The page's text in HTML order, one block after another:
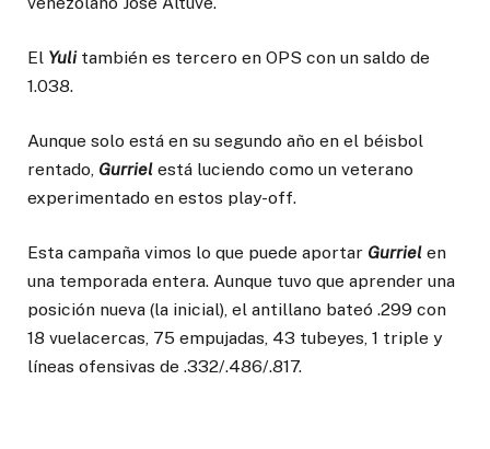
El Yulitambién es tercero en OPS con un saldo de
1.038.
Aunque solo está en su segundo año en el béisbol
rentado, Gurriel está luciendo como un veterano
experimentado en estos play-off.
Esta campaña vimos lo que puede aportar Gurriel en
una temporada entera. Aunque tuvo que aprender una
posición nueva (la inicial), el antillano bateó .299 con
18 vuelacercas, 75 empujadas, 43 tubeyes, 1 triple y
líneas ofensivas de .332/.486/.817.